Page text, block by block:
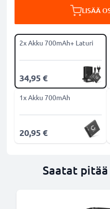
LISÄÄ
2x Akku 700mAh+ Laturi
34,95 €
1x Akku 700mAh
20,95 €
Saatat